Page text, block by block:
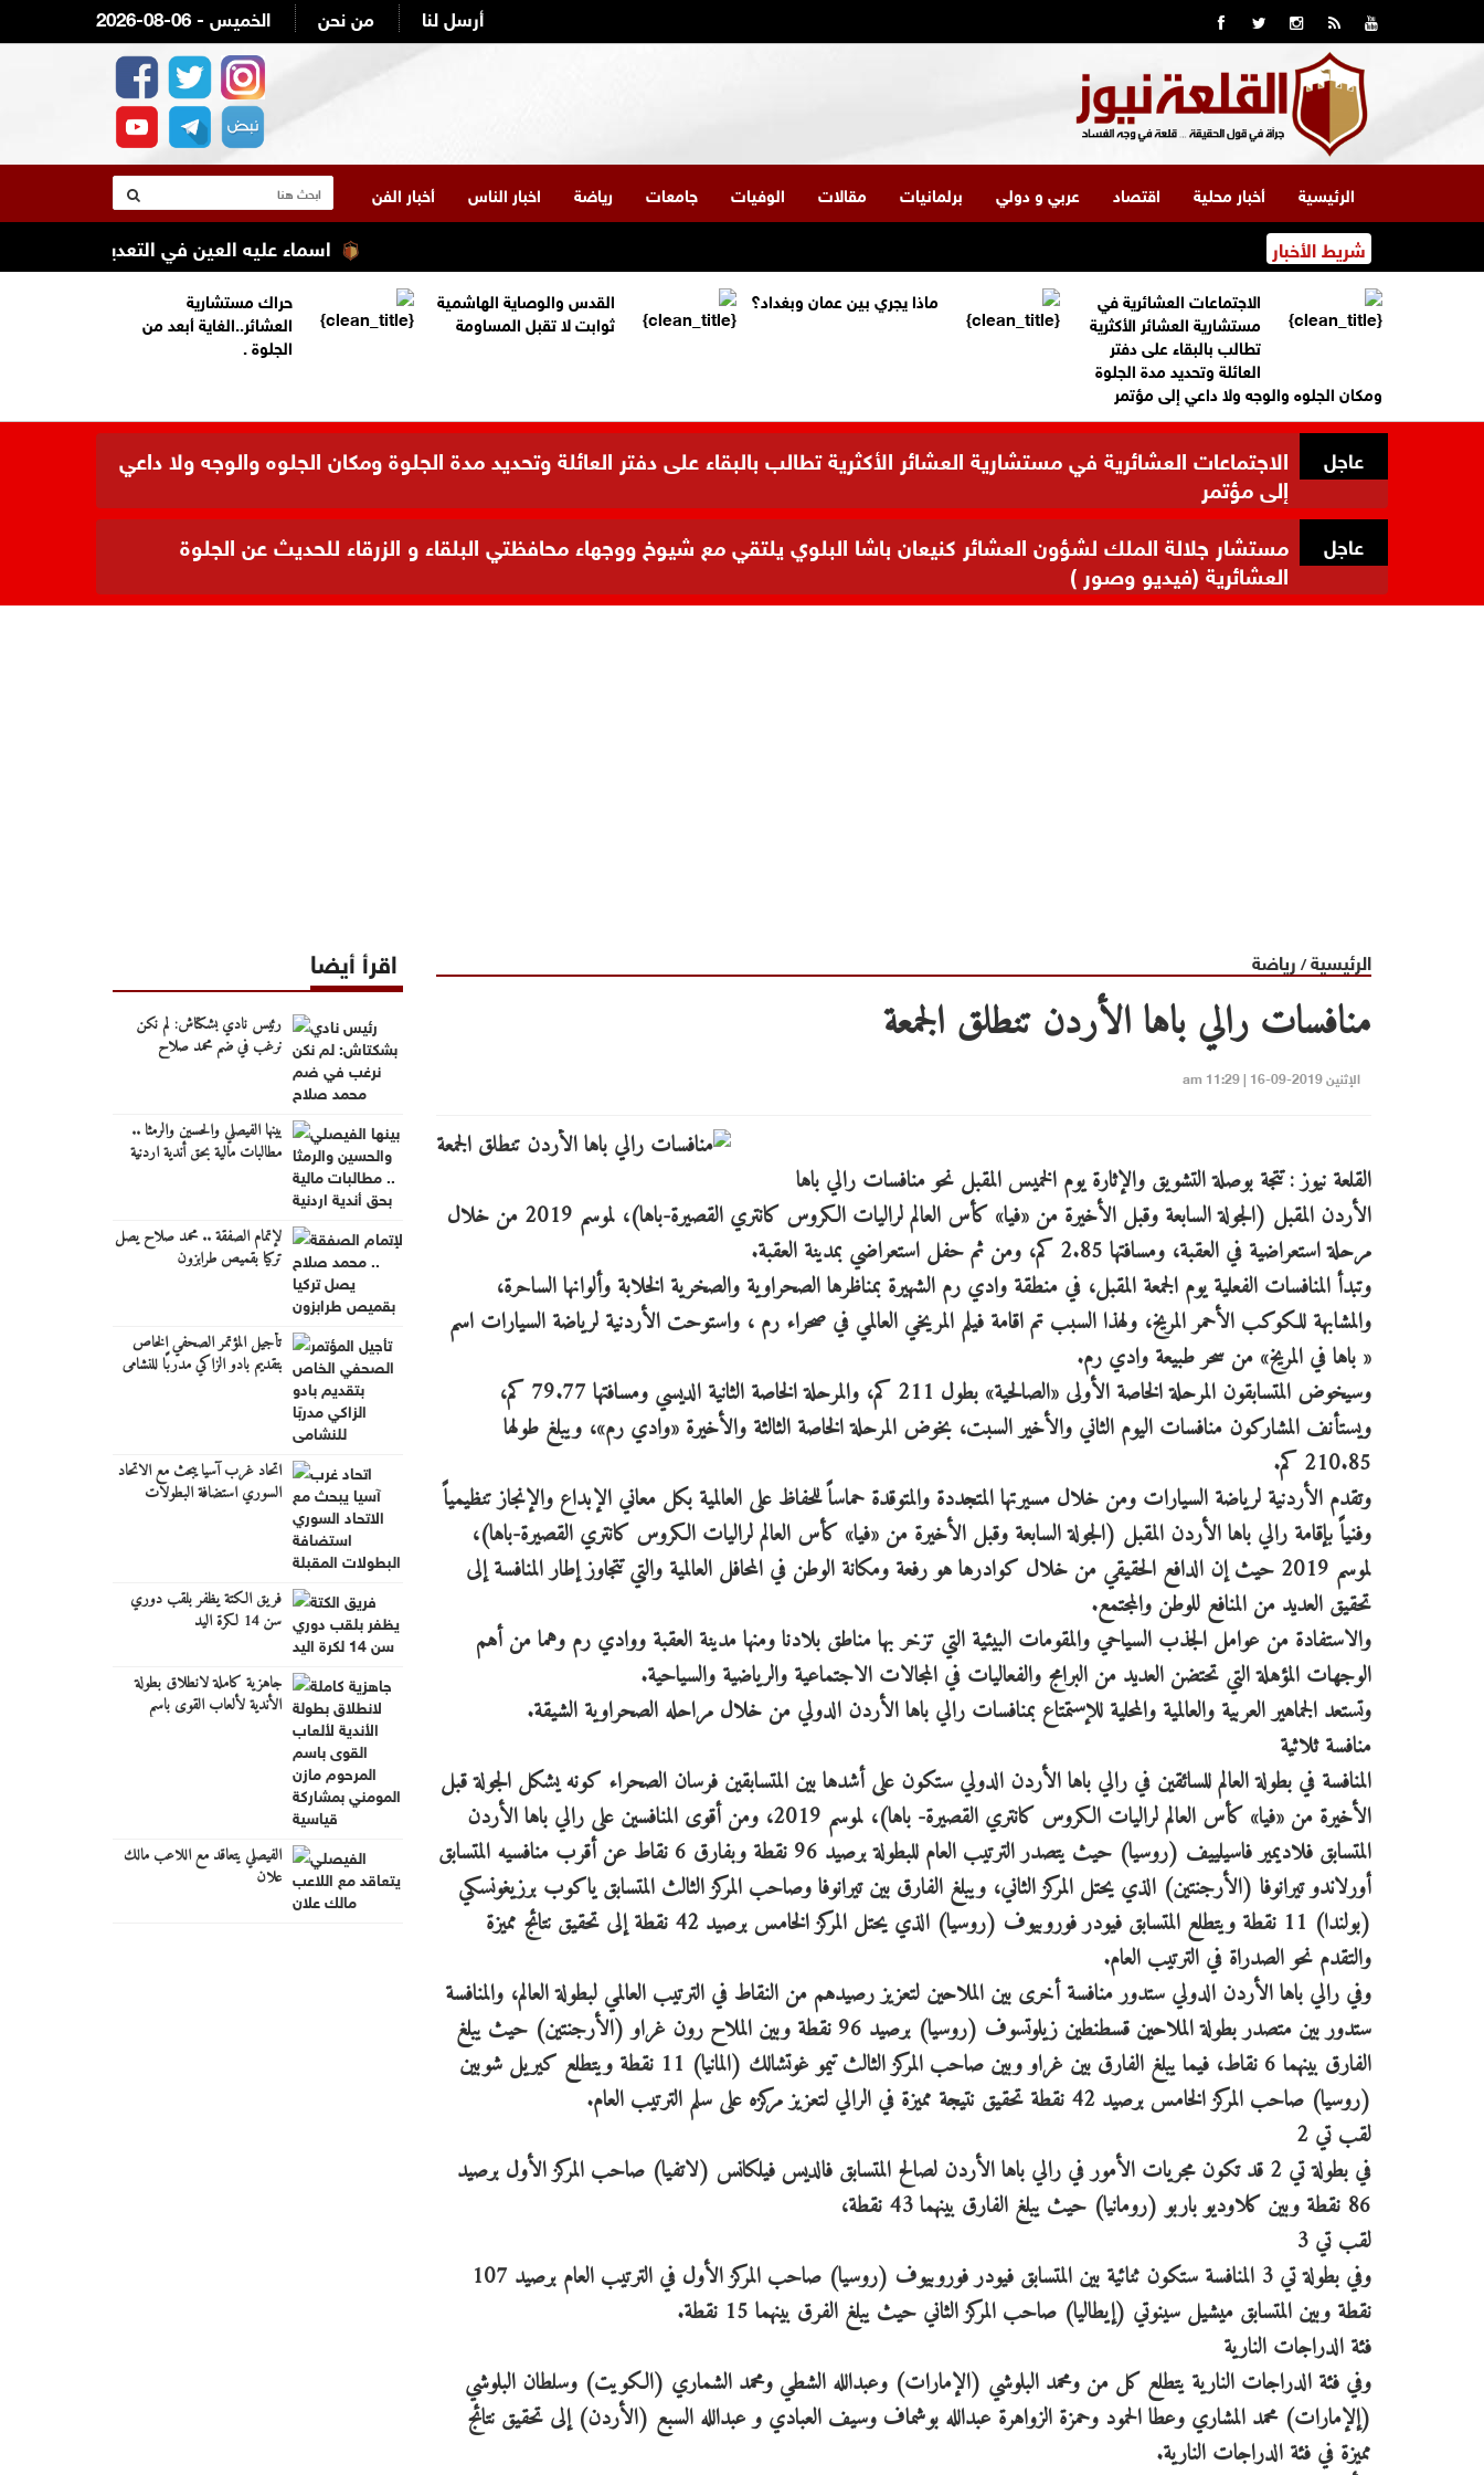
2026-08-06 - الخميس من نحن أرسل لنا
الرئيسية أخبار محلية اقتصاد عربي و دولي برلمانيات مقالات الوفيات جامعات رياضة اخبار الناس أخبار الفن
شريط الأخبار اسماء عليه العين في التعديل الوزاري
الاجتماعات العشائرية في
مستشارية العشائر الأكثرية
تطالب بالبقاء على دفتر
العائلة وتحديد مدة الجلوة
ومكان الجلوه والوجه ولا داعي إلى مؤتمر
ماذا يجري بين عمان وبغداد؟
القدس والوصاية الهاشمية
ثوابت لا تقبل المساومة
حراك مستشارية
العشائر..الغاية أبعد من
الجلوة .
عاجل الاجتماعات العشائرية في مستشارية العشائر الأكثرية تطالب بالبقاء على دفتر العائلة وتحديد مدة الجلوة ومكان الجلوه والوجه ولا داعي
إلى مؤتمر
عاجل مستشار جلالة الملك لشؤون العشائر كنيعان باشا البلوي يلتقي مع شيوخ ووجهاء محافظتي البلقاء و الزرقاء للحديث عن الجلوة
العشائرية (فيديو وصور )
الرئيسية/ رياضة
منافسات رالي باها الأردن تنطلق الجمعة
الإثنين 2019-09-16 | 11:29 am
القلعة نيوز : تتجة بوصلة التشويق والإثارة يوم الخميس المقبل نحو منافسات رالي باها
الأردن المقبل (الجولة السابعة وقبل الأخيرة من «فيا» كأس العالم لراليات الكروس كانتري القصيرة-باها)، لموسم 2019 من خلال
مرحلة استعراضية في العقبة، ومسافتها 2.85 كم، ومن ثم حفل استعراضي بمدينة العقبة.
وتبدأ المنافسات الفعلية يوم الجمعة المقبل، في منطقة وادي رم الشهيرة بمناظرها الصحراوية والصخرية الخلابة وألوانها الساحرة،
والمشابهة للكوكب الأحمر المريخ، ولهذا السبب تم اقامة فيلم المريخي العالمي في صحراء رم ، واستوحت الأردنية لرياضة السيارات اسم
« باها في المريخ» من سحر طبيعة وادي رم.
وسيخوض المتسابقون المرحلة الخاصة الأولى «الصالحية» بطول 211 كم، والمرحلة الخاصة الثانية الديسي ومسافتها 79.77 كم،
ويستأنف المشاركون منافسات اليوم الثاني والأخير السبت، بخوض المرحلة الخاصة الثالثة والأخيرة «وادي رم»، ويبلغ طولها
210.85 كم.
وتقدم الأردنية لرياضة السيارات ومن خلال مسيرتها المتجددة والمتوقدة حماساً للحفاظ على العالمية بكل معاني الإبداع والإنجاز تنظيمياً
وفنياً بإقامة رالي باها الأردن المقبل (الجولة السابعة وقبل الأخيرة من «فيا» كأس العالم لراليات الكروس كانتري القصيرة-باها)،
لموسم 2019 حيث إن الدافع الحقيقي من خلال كوادرها هو رفعة ومكانة الوطن في المحافل العالمية والتي تتجاوز إطار المنافسة إلى
تحقيق العديد من المنافع للوطن والمجتمع.
والاستفادة من عوامل الجذب السياحي والمقومات البيئية التي تزخر بها مناطق بلادنا ومنها مدينة العقبة ووادي رم وهما من أهم
الوجهات المؤهلة التي تحتضن العديد من البرامج والفعاليات في المجالات الاجتماعية والرياضية والسياحية.
وتستعد الجماهير العربية والعالمية والمحلية للإستمتاع بمنافسات رالي باها الأردن الدولي من خلال مراحله الصحراوية الشيقة.
منافسة ثلاثية
المنافسة في بطولة العالم للسائقين في رالي باها الأردن الدولي ستكون على أشدها بين المتسابقين فرسان الصحراء كونه يشكل الجولة قبل
الأخيرة من «فيا» كأس العالم لراليات الكروس كانتري القصيرة- باها)، لموسم 2019، ومن أقوى المنافسين على رالي باها الأردن
المتسابق فلاديمير فاسيلييف (روسيا) حيث يتصدر الترتيب العام للبطولة برصيد 96 نقطة وبفارق 6 نقاط عن أقرب منافسيه المتسابق
أورلاندو تيرانوفا (الأرجنتين) الذي يحتل المركز الثاني، ويبلغ الفارق بين تيرانوفا وصاحب المركز الثالث المتسابق ياكوب برزيغونسكي
(بولندا) 11 نقطة ويتطلع المتسابق فيودر فوروبيوف (روسيا) الذي يحتل المركز الخامس برصيد 42 نقطة إلى تحقيق نتائج مميزة
والتقدم نحو الصدراة في الترتيب العام.
وفي رالي باها الأردن الدولي ستدور منافسة أخرى بين الملاحين لتعزيز رصيدهم من النقاط في الترتيب العالمي لبطولة العالم، والمنافسة
ستدور بين متصدر بطولة الملاحين قسطنطين زيلوتسوف (روسيا) برصيد 96 نقطة وبين الملاح رون غراو (الأرجنتين) حيث يبلغ
الفارق بينهما 6 نقاط، فيما يبلغ الفارق بين غراو وبين صاحب المركز الثالث تيمو غوتشالك (المانيا) 11 نقطة ويتطلع كيريل شوبين
(روسيا) صاحب المركز الخامس برصيد 42 نقطة تحقيق نتيجة مميزة في الرالي لتعزيز مركزه على سلم الترتيب العام.
لقب تي 2
في بطولة تي 2 قد تكون مجريات الأمور في رالي باها الأردن لصالح المتسابق فالديس فيلكانس (لاتفيا) صاحب المركز الأول برصيد
86 نقطة وبين كلاوديو باربو (رومانيا) حيث يبلغ الفارق بينهما 43 نقطة،
لقب تي 3
وفي بطولة تي 3 المنافسة ستكون ثنائية بين المتسابق فيودر فوروبيوف (روسيا) صاحب المركز الأول في الترتيب العام برصيد 107
نقطة وبين المتسابق ميشيل سينوتي (إيطاليا) صاحب المركز الثاني حيث يبلغ الفرق بينهما 15 نقطة.
فئة الدراجات النارية
وفي فئة الدراجات النارية يتطلع كل من ومحمد البلوشي (الإمارات) وعبدالله الشطي ومحمد الشماري (الكويت) وسلطان البلوشي
(إلإمارات) محمد المشاري وعطا الحمود وحمزة الزواهرة عبدالله بوشماف وسيف العبادي و عبدالله السبع (الأردن) إلى تحقيق نتائج
مميزة في فئة الدراجات النارية.
اقرأ أيضا
رئيس نادي بشكتاش: لم نكن
نرغب في ضم محمد صلاح
بينها الفيصلي والحسين والرمثا ..
مطالبات مالية بحق أندية اردنية
لإتمام الصفقة .. محمد صلاح يصل
تركيا بقميص طرابزون
تأجيل المؤتمر الصحفي الخاص
بتقديم بادو الزاكي مدربًا للنشامى
اتحاد غرب آسيا يبحث مع الاتحاد
السوري استضافة البطولات
فريق الكتة يظفر بلقب دوري
سن 14 لكرة اليد
جاهزية كاملة لانطلاق بطولة
الأندية لألعاب القوى باسم
الفيصلي يتعاقد مع اللاعب مالك
علان